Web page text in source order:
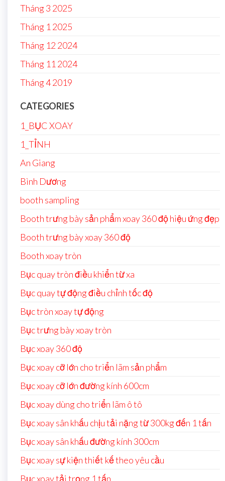
Tháng 3 2025
Tháng 1 2025
Tháng 12 2024
Tháng 11 2024
Tháng 4 2019
CATEGORIES
1_BỤC XOAY
1_TỈNH
An Giang
Bình Dương
booth sampling
Booth trưng bày sản phẩm xoay 360 độ hiệu ứng đẹp
Booth trưng bày xoay 360 độ
Booth xoay tròn
Bục quay tròn điều khiển từ xa
Bục quay tự động điều chỉnh tốc độ
Bục tròn xoay tự động
Bục trưng bày xoay tròn
Bục xoay 360 độ
Bục xoay cỡ lớn cho triển lãm sản phẩm
Bục xoay cỡ lớn đường kính 600cm
Bục xoay dùng cho triển lãm ô tô
Bục xoay sân khấu chịu tải nặng từ 300kg đến 1 tấn
Bục xoay sân khấu đường kính 300cm
Bục xoay sự kiện thiết kế theo yêu cầu
Bục xoay tải trọng 1 tấn